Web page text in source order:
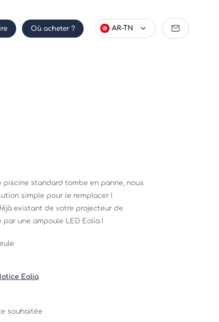
Où acheter ? AR-TN
piscine standard tombe en panne, nous
simple pour le remplacer !
existant de votre projecteur de
une ampoule LED Eolia !
Eolia
souhaitée